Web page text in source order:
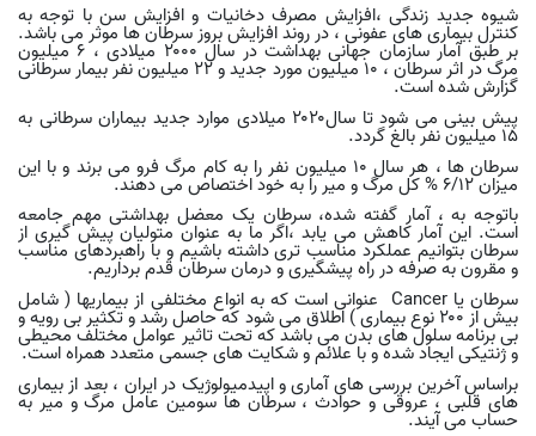
شیوه جدید زندگی ،افزایش مصرف دخانیات و افزایش سن با توجه به
کنترل بیماری های عفونی ، در روند افزایش بروز سرطان ها موثر می باشد.
بر طبق آمار سازمان جهانی بهداشت در سال ۲۰۰۰ میلادی ، ۶ میلیون
مرگ در اثر سرطان ، ۱۰ میلیون مورد جدید و ۲۲ میلیون نفر بیمار سرطانی
گزارش شده است.
پیش بینی می شود تا سال۲۰۲۰ میلادی موارد جدید بیماران سرطانی به
۱۵ میلیون نفر بالغ گردد
.
سرطان ها ، هر سال ۱۰ میلیون نفر را به کام مرگ فرو می برند و با این
میزان ۶/۱۲ % کل مرگ و میر را به خود اختصاص می دهند
.
باتوجه به ، آمار گفته شده، سرطان یک معضل بهداشتی مهم جامعه
است. این آمار کاهش می یابد ،اگر ما به عنوان متولیان پیش گیری از
سرطان بتوانیم عملکرد مناسب تری داشته باشیم و با راهبردهای مناسب
و مقرون به صرفه در راه پیشگیری و درمان سرطان قدم برداریم.
سرطان یا Cancer عنوانی است که به انواع مختلفی از بیماریها ( شامل
بیش از ۲۰۰ نوع بیماری ) اطلاق می شود که حاصل رشد و تکثیر بی رویه و
بی برنامه سلول های بدن می باشد که تحت تاثیر عوامل مختلف محیطی
و ژنتیکی ایجاد شده و با علائم و شکایت های جسمی متعدد همراه است.
براساس آخرین بررسی های آماری و اپیدمیولوژیک در ایران ، بعد از بیماری
های قلبی ، عروقی و حوادث ، سرطان ها سومین عامل مرگ و میر به
حساب می آیند.